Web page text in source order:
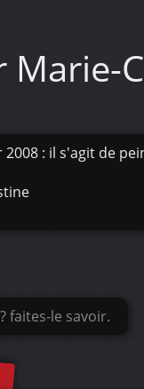
Marie-
: il s'agit de
faites-le savoir.